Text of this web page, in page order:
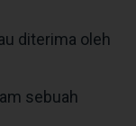
diterima oleh
sebuah